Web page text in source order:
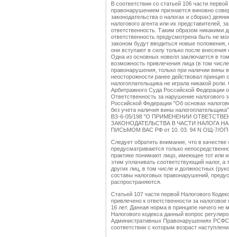
В соответствии со статьей 106 части
правонарушением признается виновно
законодательства о налогах и сборах)
налогового агента или их представителей,
ответственность. Таким образом никакими
ответственность предусмотрена быть не
законом будут вводиться новые
они вступают в силу только после
Одна из основных новелл заключается в
возможность привлечения лица (в том
правонарушения, только при наличии
неосторожности ранее действовал принцип
налогоплательщика не играла никакой
Арбитражного Суда Российской
Ответственность за нарушение налогового
Российской Федерации "Об основах
без учета наличия вины
ВЗ-6-05/198 "О ПРИМЕНЕНИИ
ЗАКОНОДАТЕЛЬСТВА В ЧАСТИ НАЛОГА
ПИСЬМОМ ВАС РФ от 10. 03. 94 N ОЩ-7/ОП-
Следует обратить внимание, что в
предусматриваются только
практике понимают лицо, имеющее тот или
этим уплачивать соответствующий налог, а
других лиц, в том числе и должностных
составы налоговых правонарушений,
распространяются.
Статьей 107 части первой Налогового
привлечено к ответственности за
16 лет. Данная норма в принципе ничего не
Налогового кодекса данный вопрос
Административных Правонарушениях
соответствии с которым возраст